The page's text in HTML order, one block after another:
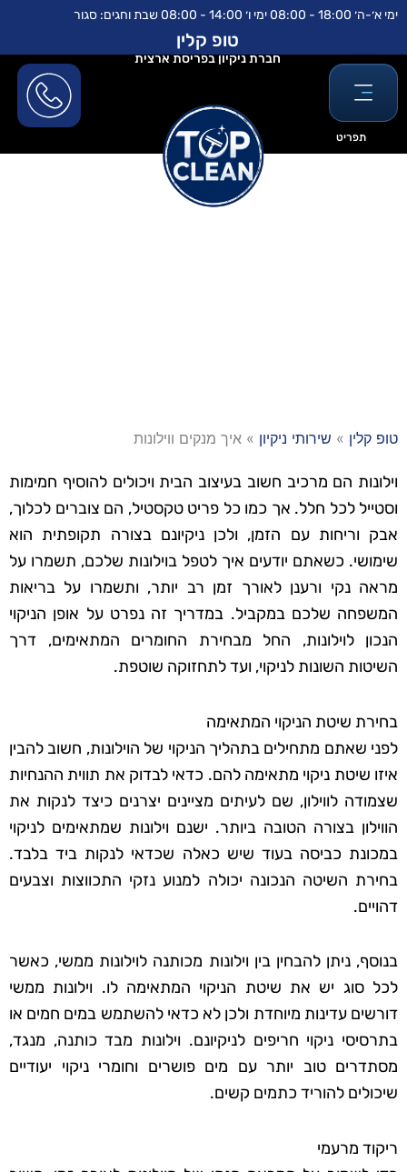
לתוכן
דילוג
ימי א׳-ה׳ 18:00 - 08:00 ימי ו׳ 14:00 - 08:00 שבת וחגים: סגור
תפריט
טופ קלין
חברת ניקיון בפריסת ארצית
טופ קלין » שירותי ניקיון » איך מנקים ווילונות
וילונות הם מרכיב חשוב בעיצוב הבית ויכולים להוסיף חמימות
וסטייל לכל חלל. אך כמו כל פריט טקסטיל, הם צוברים לכלוך,
אבק וריחות עם הזמן, ולכן ניקיונם בצורה תקופתית הוא
שימושי. כשאתם יודעים איך לטפל בוילונות שלכם, תשמרו על
מראה נקי ורענן לאורך זמן רב יותר, ותשמרו על בריאות
המשפחה שלכם במקביל. במדריך זה נפרט על אופן הניקוי
הנכון לוילונות, החל מבחירת החומרים המתאימים, דרך
השיטות השונות לניקוי, ועד לתחזוקה שוטפת.
בחירת שיטת הניקוי המתאימה
לפני שאתם מתחילים בתהליך הניקוי של הוילונות, חשוב להבין
איזו שיטת ניקוי מתאימה להם. כדאי לבדוק את תווית ההנחיות
שצמודה לווילון, שם לעיתים מציינים יצרנים כיצד לנקות את
הווילון בצורה הטובה ביותר. ישנם וילונות שמתאימים לניקוי
במכונת כביסה בעוד שיש כאלה שכדאי לנקות ביד בלבד.
בחירת השיטה הנכונה יכולה למנוע נזקי התכווצות וצבעים
דהויים.
בנוסף, ניתן להבחין בין וילונות מכותנה לוילונות ממשי, כאשר
לכל סוג יש את שיטת הניקוי המתאימה לו. וילונות ממשי
דורשים עדינות מיוחדת ולכן לא כדאי להשתמש במים חמים או
בתרסיסי ניקוי חריפים לניקיונם. וילונות מבד כותנה, מנגד,
מסתדרים טוב יותר עם מים פושרים וחומרי ניקוי יעודיים
שיכולים להוריד כתמים קשים.
ריקוד מרעמי